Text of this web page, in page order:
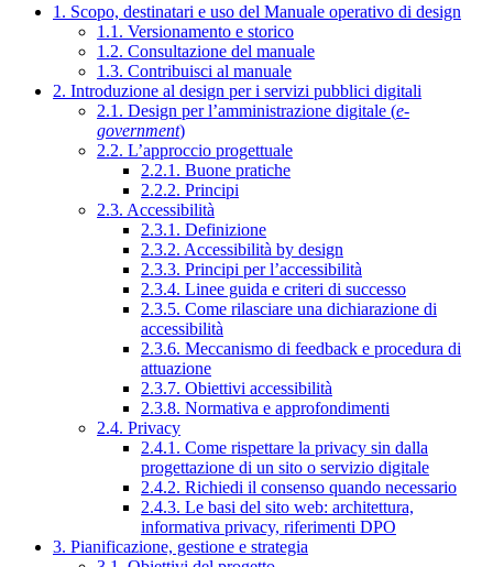
1. Scopo, destinatari e uso del Manuale operativo di design
1.1. Versionamento e storico
1.2. Consultazione del manuale
1.3. Contribuisci al manuale
2. Introduzione al design per i servizi pubblici digitali
2.1. Design per l’amministrazione digitale (e-
government)
2.2. L’approccio progettuale
2.2.1. Buone pratiche
2.2.2. Principi
2.3. Accessibilità
2.3.1. Definizione
2.3.2. Accessibilità by design
2.3.3. Principi per l’accessibilità
2.3.4. Linee guida e criteri di successo
2.3.5. Come rilasciare una dichiarazione di
accessibilità
2.3.6. Meccanismo di feedback e procedura di
attuazione
2.3.7. Obiettivi accessibilità
2.3.8. Normativa e approfondimenti
2.4. Privacy
2.4.1. Come rispettare la privacy sin dalla
progettazione di un sito o servizio digitale
2.4.2. Richiedi il consenso quando necessario
2.4.3. Le basi del sito web: architettura,
informativa privacy, riferimenti DPO
3. Pianificazione, gestione e strategia